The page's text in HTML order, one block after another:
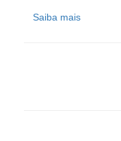
Saiba mais